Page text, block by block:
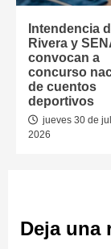
Intendencia
Rivera y
convocan a
concurso
de cuentos
deportivos
jueves 30 de
2026
Deja una